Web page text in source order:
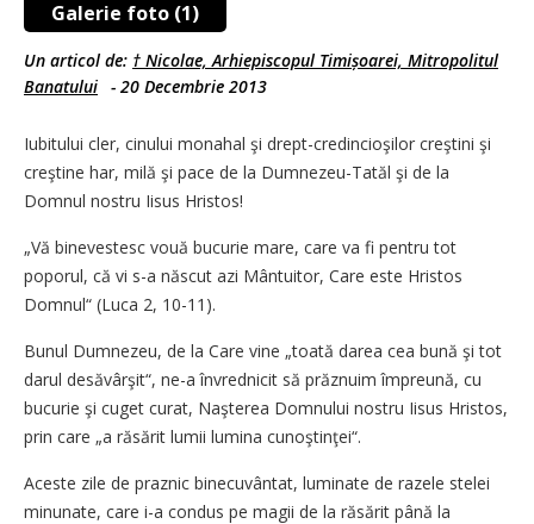
Galerie foto (1)
Un articol de: † Nicolae, Arhiepiscopul Timișoarei, Mitropolitul
Banatului - 20 Decembrie 2013
Iubitului cler, cinului monahal şi drept-credincioşilor creştini şi
creştine har, milă şi pace de la Dumnezeu-Tatăl şi de la
Domnul nostru Iisus Hristos!
„Vă binevestesc vouă bucurie mare, care va fi pentru tot
poporul, că vi s-a născut azi Mântuitor, Care este Hristos
Domnul“ (Luca 2, 10-11).
Bunul Dumnezeu, de la Care vine „toată darea cea bună şi tot
darul desăvârşit“, ne-a învrednicit să prăznuim împreună, cu
bucurie şi cuget curat, Naşterea Domnului nostru Iisus Hristos,
prin care „a răsărit lumii lumina cunoştinţei“.
Aceste zile de praznic binecuvântat, luminate de razele stelei
minunate, care i-a condus pe magii de la răsărit până la